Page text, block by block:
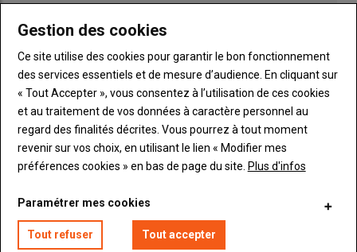
INSCRIPTION NEWSLETTER
Machinisme.
Gestion des cookies
Ce site utilise des cookies pour garantir le bon fonctionnement
des services essentiels et de mesure d’audience. En cliquant sur
« Tout Accepter », vous consentez à l’utilisation de ces cookies
et au traitement de vos données à caractère personnel au
regard des finalités décrites. Vous pourrez à tout moment
revenir sur vos choix, en utilisant le lien « Modifier mes
préférences cookies » en bas de page du site. Plus d'infos
Paramétrer mes cookies
Tout refuser Tout accepter